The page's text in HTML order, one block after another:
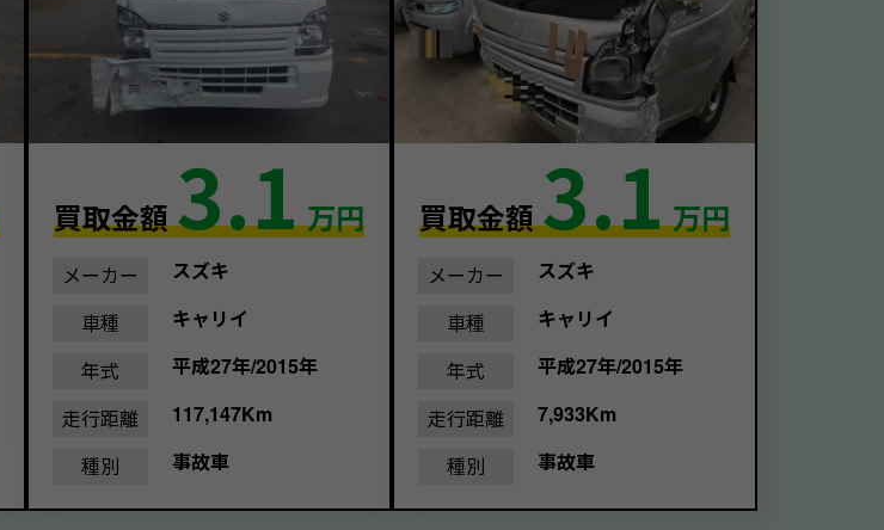
買取金額3.1 万円
メーカー
スズキ
車種
キャリイ
年式
平成27年/2015年
走行距離
117,147Km
種別
事故車
買取金額3.1 万円
メーカー
スズキ
車種
キャリイ
年式
平成27年/2015年
走行距離
7,933Km
種別
事故車